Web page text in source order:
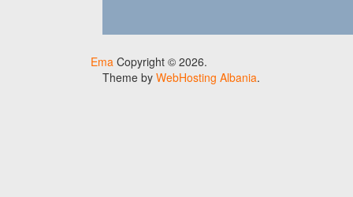
Ema Copyright © 2026.
Theme by WebHosting Albania.